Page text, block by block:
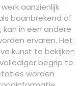
aanzienlijk
baanbrekend of
kan in een andere
ervaren. Het
kunst te bekijken
begrip te
worden